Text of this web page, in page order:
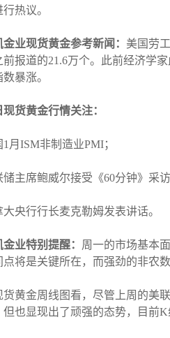
热议。
金业现货黄金参考新闻： 美国劳
前报道的21.6万个。此前经济学
暴涨。
现货黄金行情关注：
1月ISM非制造业PMI；
储主席鲍威尔接受《60分钟》采
大央行行长麦克勒姆发表讲话。
业特别提醒： 周一的市场基本
点将是关键所在，而强劲的非农
货黄金周线图看，尽管上周的美
但也显现出了顽强的态势，目前